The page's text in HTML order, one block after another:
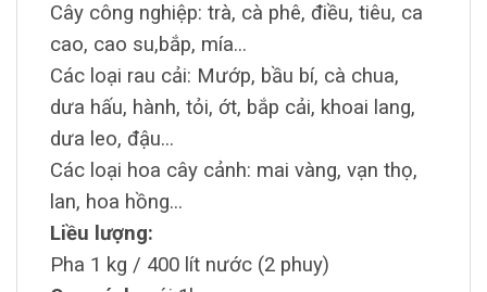
Cây công nghiệp: trà, cà phê, điều, tiêu, ca
cao, cao su,bắp, mía...
Các loại rau cải: Mướp, bầu bí, cà chua,
dưa hấu, hành, tỏi, ớt, bắp cải, khoai lang,
dưa leo, đậu...
Các loại hoa cây cảnh: mai vàng, vạn thọ,
lan, hoa hồng...
Liều lượng:
Pha 1 kg / 400 lít nước (2 phuy)